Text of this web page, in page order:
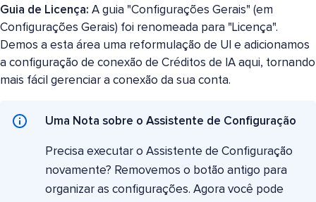
Guia de Licença: A guia "Configurações Gerais" (em
Configurações Gerais) foi renomeada para "Licença".
Demos a esta área uma reformulação de UI e adicionamos
a configuração de conexão de Créditos de IA aqui, tornando
mais fácil gerenciar a conexão da sua conta.
Uma Nota sobre o Assistente de Configuração
Precisa executar o Assistente de Configuração
novamente? Removemos o botão antigo para
organizar as configurações. Agora você pode